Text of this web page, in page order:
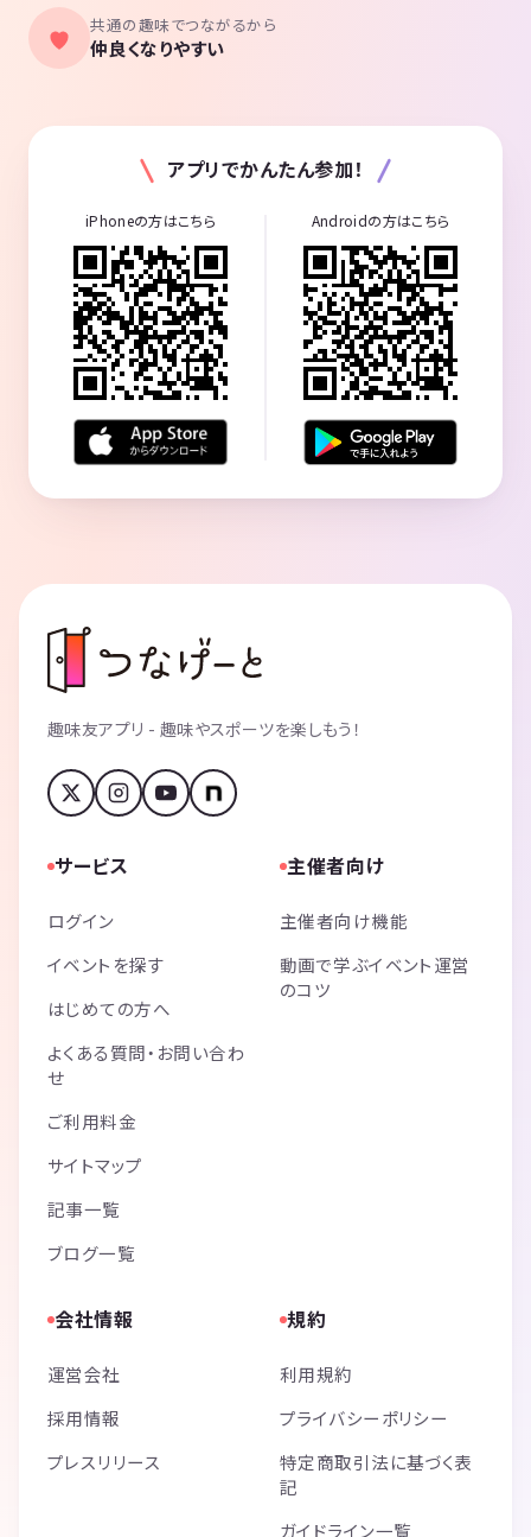
共通の趣味でつながるから
仲良くなりやすい
アプリでかんたん参加！
iPhoneの方はこちら Androidの方はこちら
趣味友アプリ - 趣味やスポーツを楽しもう！
サービス
ログイン
イベントを探す
はじめての方へ
よくある質問・お問い合わ
せ
ご利用料金
サイトマップ
記事一覧
ブログ一覧
主催者向け
主催者向け機能
動画で学ぶイベント運営
のコツ
会社情報
運営会社
採用情報
プレスリリース
規約
利用規約
プライバシーポリシー
特定商取引法に基づく表
記
ガイドライン一覧